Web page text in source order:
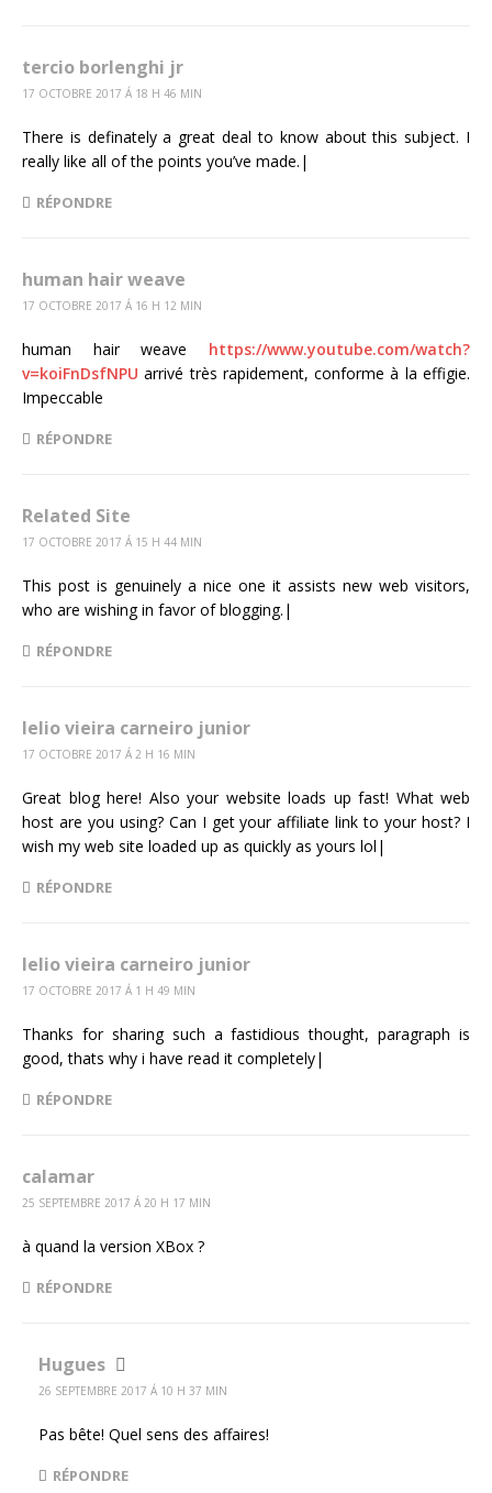
tercio borlenghi jr
17 OCTOBRE 2017 Á 18 H 46 MIN
There is definately a great deal to know about this subject. I
really like all of the points you’ve made.|
RÉPONDRE
human hair weave
17 OCTOBRE 2017 Á 16 H 12 MIN
human hair weave https://www.youtube.com/watch?
v=koiFnDsfNPU arrivé très rapidement, conforme à la effigie.
Impeccable
RÉPONDRE
Related Site
17 OCTOBRE 2017 Á 15 H 44 MIN
This post is genuinely a nice one it assists new web visitors,
who are wishing in favor of blogging.|
RÉPONDRE
lelio vieira carneiro junior
17 OCTOBRE 2017 Á 2 H 16 MIN
Great blog here! Also your website loads up fast! What web
host are you using? Can I get your affiliate link to your host? I
wish my web site loaded up as quickly as yours lol|
RÉPONDRE
lelio vieira carneiro junior
17 OCTOBRE 2017 Á 1 H 49 MIN
Thanks for sharing such a fastidious thought, paragraph is
good, thats why i have read it completely|
RÉPONDRE
calamar
25 SEPTEMBRE 2017 Á 20 H 17 MIN
à quand la version XBox ?
RÉPONDRE
Hugues
26 SEPTEMBRE 2017 Á 10 H 37 MIN
Pas bête! Quel sens des affaires!
RÉPONDRE